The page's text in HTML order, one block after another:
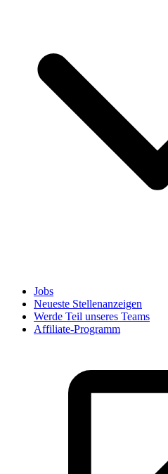
Jobs
Neueste Stellenanzeigen
Werde Teil unseres Teams
Affiliate-Programm